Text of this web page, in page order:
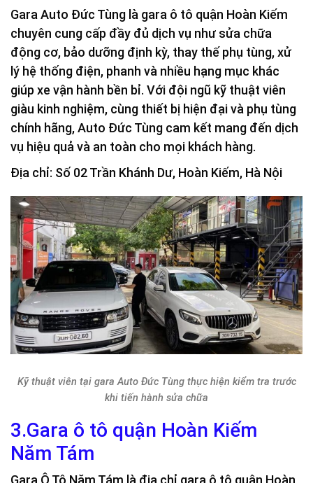
Gara Auto Đức Tùng là gara ô tô quận Hoàn Kiếm
chuyên cung cấp đầy đủ dịch vụ như sửa chữa
động cơ, bảo dưỡng định kỳ, thay thế phụ tùng, xử
lý hệ thống điện, phanh và nhiều hạng mục khác
giúp xe vận hành bền bỉ. Với đội ngũ kỹ thuật viên
giàu kinh nghiệm, cùng thiết bị hiện đại và phụ tùng
chính hãng, Auto Đức Tùng cam kết mang đến dịch
vụ hiệu quả và an toàn cho mọi khách hàng.
Địa chỉ: Số 02 Trần Khánh Dư, Hoàn Kiếm, Hà Nội
Kỹ thuật viên tại gara Auto Đức Tùng thực hiện kiểm tra trước
khi tiến hành sửa chữa
3.Gara ô tô quận Hoàn Kiếm
Năm Tám
Gara Ô Tô Năm Tám là địa chỉ gara ô tô quận Hoàn